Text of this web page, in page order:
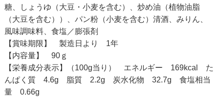
糖、しょうゆ（大豆・小麦を含む）、炒め油（植物油脂
（大豆を含む））、パン粉（小麦を含む）清酒、みりん、
風味調味料、食塩／膨張剤
【賞味期限】 製造日より 1年
【内容量】 90ｇ
【栄養成分表示】（100g当り） エネルギー 169kcal た
んぱく質 4.6g 脂質 2.2g 炭水化物 32.7g 食塩相当
量 0.66g